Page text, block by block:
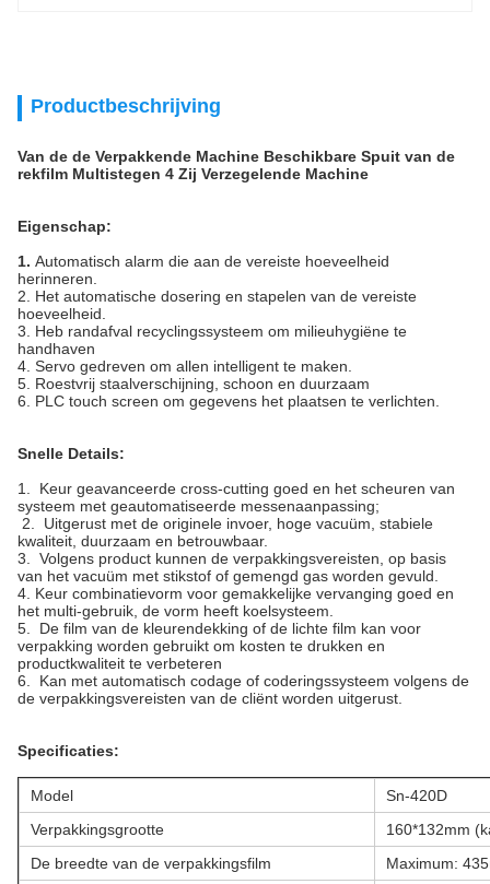
Productbeschrijving
Van de de Verpakkende Machine Beschikbare Spuit van de
rekfilm Multistegen 4 Zij Verzegelende Machine
Eigenschap:
1. Automatisch alarm die aan de vereiste hoeveelheid
herinneren
2. Het automatische dosering en stapelen van de vereiste
hoeveelheid
3. Heb randafval recyclingssysteem om milieuhygiëne te
handhaven
4. Servo gedreven om allen intelligent te maken
5. Roestvrij staalverschijning, schoon en duurzaam
6. PLC touch screen om gegevens het plaatsen te verlichten.
Snelle Details:
1. Keur geavanceerde cross-cutting goed en het scheuren van
systeem met geautomatiseerde messenaanpassing;
2. Uitgerust met de originele invoer, hoge vacuüm, stabiele
kwaliteit, duurzaam en betrouwbaar.
3. Volgens product kunnen de verpakkingsvereisten, op basis
van het vacuüm met stikstof of gemengd gas worden gevuld
4. Keur combinatievorm voor gemakkelijke vervanging goed en
het multi-gebruik, de vorm heeft koelsysteem
5. De film van de kleurendekking of de lichte film kan voor
verpakking worden gebruikt om kosten te drukken en
productkwaliteit te verbeteren
6. Kan met automatisch codage of coderingssysteem volgens de
de verpakkingsvereisten van de cliënt worden uitgerust
Specificaties:
Model
Sn-420D
Verpakkingsgrootte
160*132mm
De breedte van de verpakkingsfilm
Maximum: